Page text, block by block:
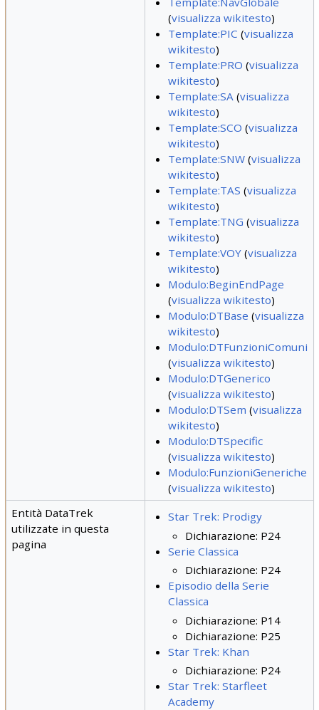
(visualizza wikitesto)
Template:PIC (visualizza
wikitesto)
Template:PRO (visualizza
wikitesto)
Template:SA(visualizza
wikitesto)
Template:SCO (visualizza
wikitesto)
Template:SNW(visualizza
wikitesto)
Template:TAS (visualizza
wikitesto)
Template:TNG (visualizza
wikitesto)
Template:VOY(visualizza
wikitesto)
Modulo:BeginEndPage
(visualizza wikitesto)
Modulo:DTBase (visualizza
wikitesto)
Modulo:DTFunzioniComuni
(visualizza wikitesto)
Modulo:DTGenerico
(visualizza wikitesto)
Modulo:DTSem (visualizza
wikitesto)
Modulo:DTSpecific
(visualizza wikitesto)
Modulo:FunzioniGeneriche
(visualizza wikitesto)
Entità DataTrek
utilizzate in questa
pagina
Star Trek: Prodigy
Dichiarazione: P24
Serie Classica
Dichiarazione: P24
Episodio della Serie
Classica
Dichiarazione: P14
Dichiarazione: P25
Star Trek: Khan
Dichiarazione: P24
Star Trek: Starfleet
Academy